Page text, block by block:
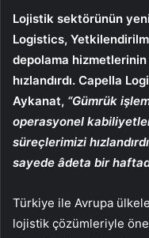
Lojistik sektörünün
Logistics,
depolama
hızlandırdı. Capella
Aykanat, “Gümrük
operasyonel
süreçlerimizi
sayede âdeta bir
Türkiye ile Avrupa
lojistik çözümleriyle öne